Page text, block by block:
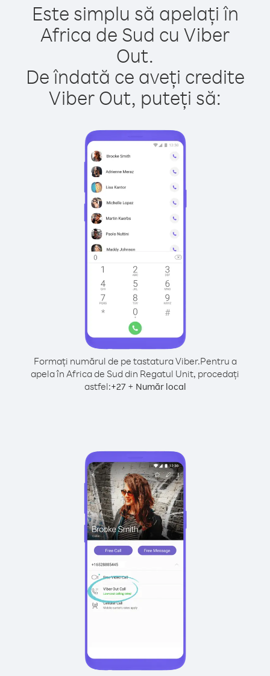
Este simplu să apelați în
Africa de Sud cu Viber
Out.
De îndată ce aveți credite
Viber Out, puteți să:
Formați numărul de pe tastatura Viber.Pentru a
apela în Africa de Sud din Regatul Unit, procedați
astfel:+27+ Număr local